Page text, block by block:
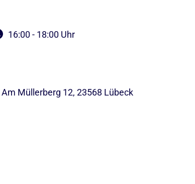
16:00 - 18:00 Uhr
Müllerberg 12, 23568 Lübeck